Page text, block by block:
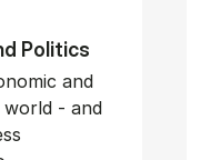
Polit­ics
and
world - and